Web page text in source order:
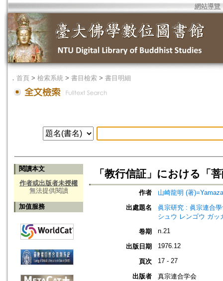
網站導覽
． 首頁 > 檢索系統 > 書目檢索 > 書目明細
閱讀本文
作者或出版者未授權
無法提供閱讀
加值服務
「教行信証」における「
作者
山崎龍明 (著
出處題名
眞宗研究 : 眞宗連合
シュウ レンゴウ ガッ
卷期
n.21
出版日期 1976.12
頁次 17 - 27
出版者
真宗連合学会